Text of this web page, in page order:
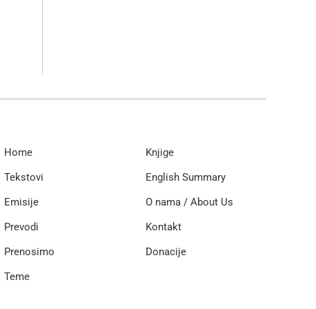
Home
Tekstovi
Emisije
Prevodi
Prenosimo
Teme
Knjige
English Summary
O nama / About Us
Kontakt
Donacije